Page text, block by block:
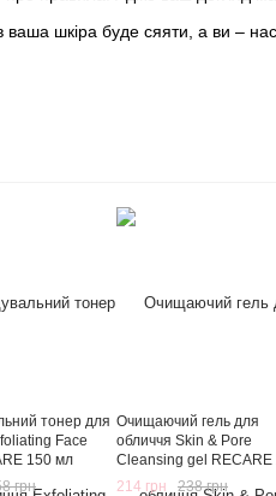
шкіра буде сяяти, а ви –
тонер для
Face
150 мл
грн
Очищаючий гель для
обличчя Skin & Pore
Cleansing gel RECARE
мл
214 грн 238 грн